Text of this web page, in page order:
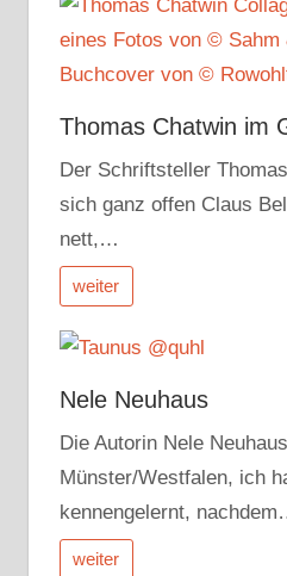
Thomas Chatwin im
Der Schriftsteller
sich ganz offen Claus
nett,…
weiter
Nele Neuhaus
Die Autorin Nele
Münster/Westfalen, ich
kennengelernt,
weiter